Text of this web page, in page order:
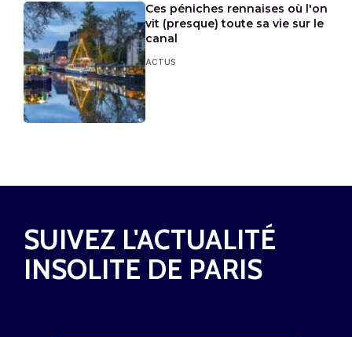
Ces péniches rennaises où l'on
vit (presque) toute sa vie sur le
canal
ACTUS
SUIVEZ L'ACTUALITÉ
INSOLITE DE PARIS